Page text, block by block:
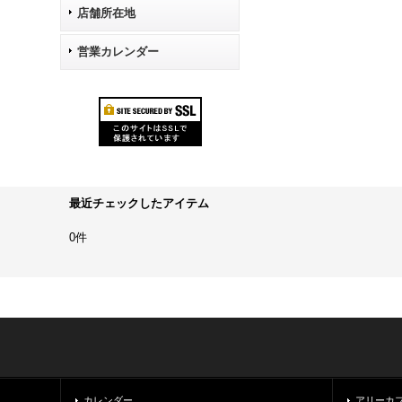
店舗所在地
営業カレンダー
最近チェックしたアイテム
0件